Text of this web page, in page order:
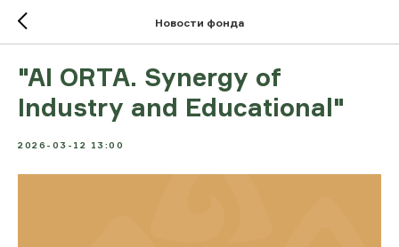
Новости фонда
"AI ORTA. Synergy of
Industry and Educational"
2026-03-12 13:00